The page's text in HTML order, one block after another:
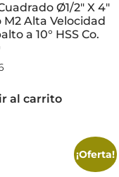
Ø1/2″ X 4″
M2 Alta Velocidad
a 10° HSS Co.
al carrito
¡Oferta!